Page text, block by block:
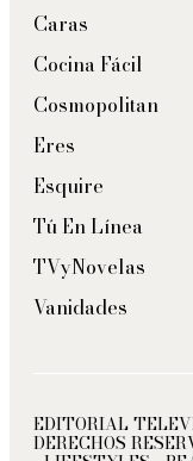
Caras
Cocina Fácil
Cosmopolitan
Eres
Esquire
Tú En Línea
TVyNovelas
Vanidades
EDITORIAL
DERECHOS